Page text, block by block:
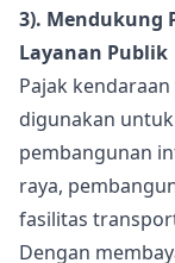
3). Mendukung
Layanan Publik
Pajak
digunakan
pembangunan
raya,
fasilitas
Dengan